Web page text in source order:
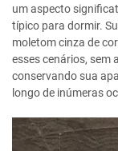
um aspecto
típico para dormir.
moletom cinza de
esses cenários, sem
conservando sua
longo de inúmeras